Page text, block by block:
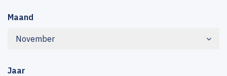
Maand
November
Jaar